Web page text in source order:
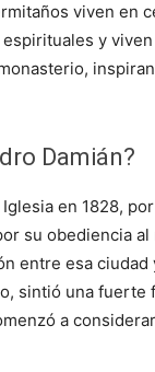
viven en
y
Damián?
en 1828,
su obediencia
entre esa
sintió una fuerte
a